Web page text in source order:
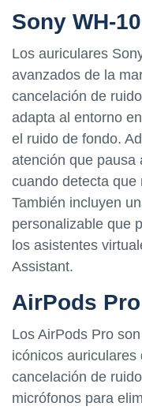
Sony WH-
Los auriculares
avanzados de la
cancelación de
adapta al entorno
el ruido de fondo.
atención que pausa
cuando detecta que
También incluyen
personalizable que
los asistentes
Assistant.
AirPods
Los AirPods Pro
icónicos auriculares
cancelación de
micrófonos para